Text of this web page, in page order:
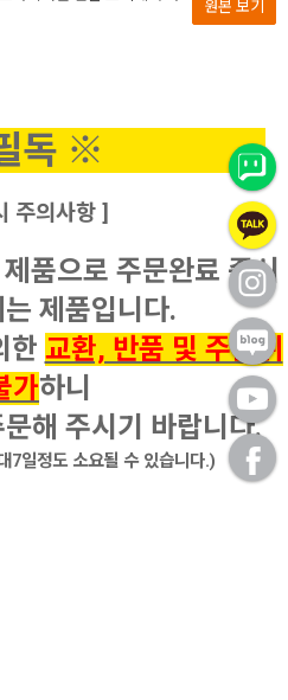
원본 보기
독 ※
주의사항 ]
품으로 주문완료 즉시
제품입니다.
한 교환, 반품 및 주문취
가하니
해 주시기 바랍니다.
7일정도 소요될 수 있습니다.)